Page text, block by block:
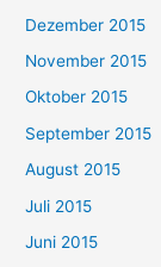
Dezember 2015
November 2015
Oktober 2015
September 2015
August 2015
Juli 2015
Juni 2015